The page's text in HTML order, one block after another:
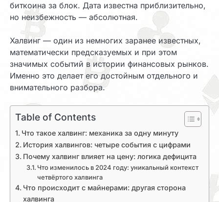
биткоина за блок. Дата известна приблизительно,
но неизбежность — абсолютная.
Халвинг — один из немногих заранее известных,
математически предсказуемых и при этом
значимых событий в истории финансовых рынков.
Именно это делает его достойным отдельного и
внимательного разбора.
Table of Contents
Что такое халвинг: механика за одну минуту
История халвингов: четыре события с цифрами
Почему халвинг влияет на цену: логика дефицита
Что изменилось в 2024 году: уникальный контекст
четвёртого халвинга
Что происходит с майнерами: другая сторона
халвинга